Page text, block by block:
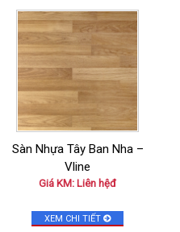
Sàn Nhựa Tây Ban Nha –
Vline
Giá KM: Liên hệđ
XEM CHI TIẾT